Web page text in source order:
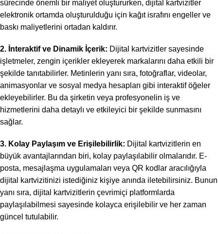
sürecinde önemli bir maliyet oluştururken, dijital kartvizitler
elektronik ortamda oluşturulduğu için kağıt israfını engeller ve
baskı maliyetlerini ortadan kaldırır.
2. İnteraktif ve Dinamik İçerik: Dijital kartvizitler sayesinde
işletmeler, zengin içerikler ekleyerek markalarını daha etkili bir
şekilde tanıtabilirler. Metinlerin yanı sıra, fotoğraflar, videolar,
animasyonlar ve sosyal medya hesapları gibi interaktif öğeler
ekleyebilirler. Bu da şirketin veya profesyonelin iş ve
hizmetlerini daha detaylı ve etkileyici bir şekilde sunmasını
sağlar.
3. Kolay Paylaşım ve Erişilebilirlik: Dijital kartvizitlerin en
büyük avantajlarından biri, kolay paylaşılabilir olmalarıdır. E-
posta, mesajlaşma uygulamaları veya QR kodlar aracılığıyla
dijital kartvizitinizi istediğiniz kişiye anında iletebilirsiniz. Bunun
yanı sıra, dijital kartvizitlerin çevrimiçi platformlarda
paylaşılabilmesi sayesinde kolayca erişilebilir ve her zaman
güncel tutulabilir.